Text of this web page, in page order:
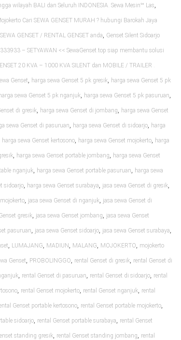
wilayah BALI dan Seluruh INDONESIA. Sewa Mesin℠ Las,
Cari SEWA GENSET MURAH ? hubungi Barokah Jaya
GENSET / RENTAL GENSET anda, Genset Silent Sidoarjo
– SETYAWAN << SewaGenset.top siap membantu solusi
20 KVA – 1000 KVA SILENT dan MOBILE / TRAILER .
Genset, harga sewa Genset 5 pk gresik, harga sewa Genset 5 pk
harga sewa Genset 5 pk nganjuk, harga sewa Genset 5 pk pasuruan,
di gresik, harga sewa Genset di jombang, harga sewa Genset
sewa Genset di pasuruan, harga sewa Genset di sidoarjo, harga
harga sewa Genset kertosono, harga sewa Genset mojokerto, harga
, harga sewa Genset portable jombang, harga sewa Genset
nganjuk, harga sewa Genset portable pasuruan, harga sewa
sidoarjo, harga sewa Genset surabaya, jasa sewa Genset di gresik,
, jasa sewa Genset di nganjuk, jasa sewa Genset di
gresik, jasa sewa Genset jombang, jasa sewa Genset
pasuruan, jasa sewa Genset sidoarjo, jasa sewa Genset surabaya,
, LUMAJANG, MADIUN , MALANG, MOJOKERTO, mojokerto
Genset, PROBOLINGGO, rental Genset di gresik, rental Genset di
, rental Genset di pasuruan, rental Genset di sidoarjo, rental
, rental Genset mojokerto, rental Genset nganjuk, rental
Genset portable kertosono, rental Genset portable mojokerto,
sidoarjo, rental Genset portable surabaya, rental Genset
standing gresik, rental Genset standing jombang, rental